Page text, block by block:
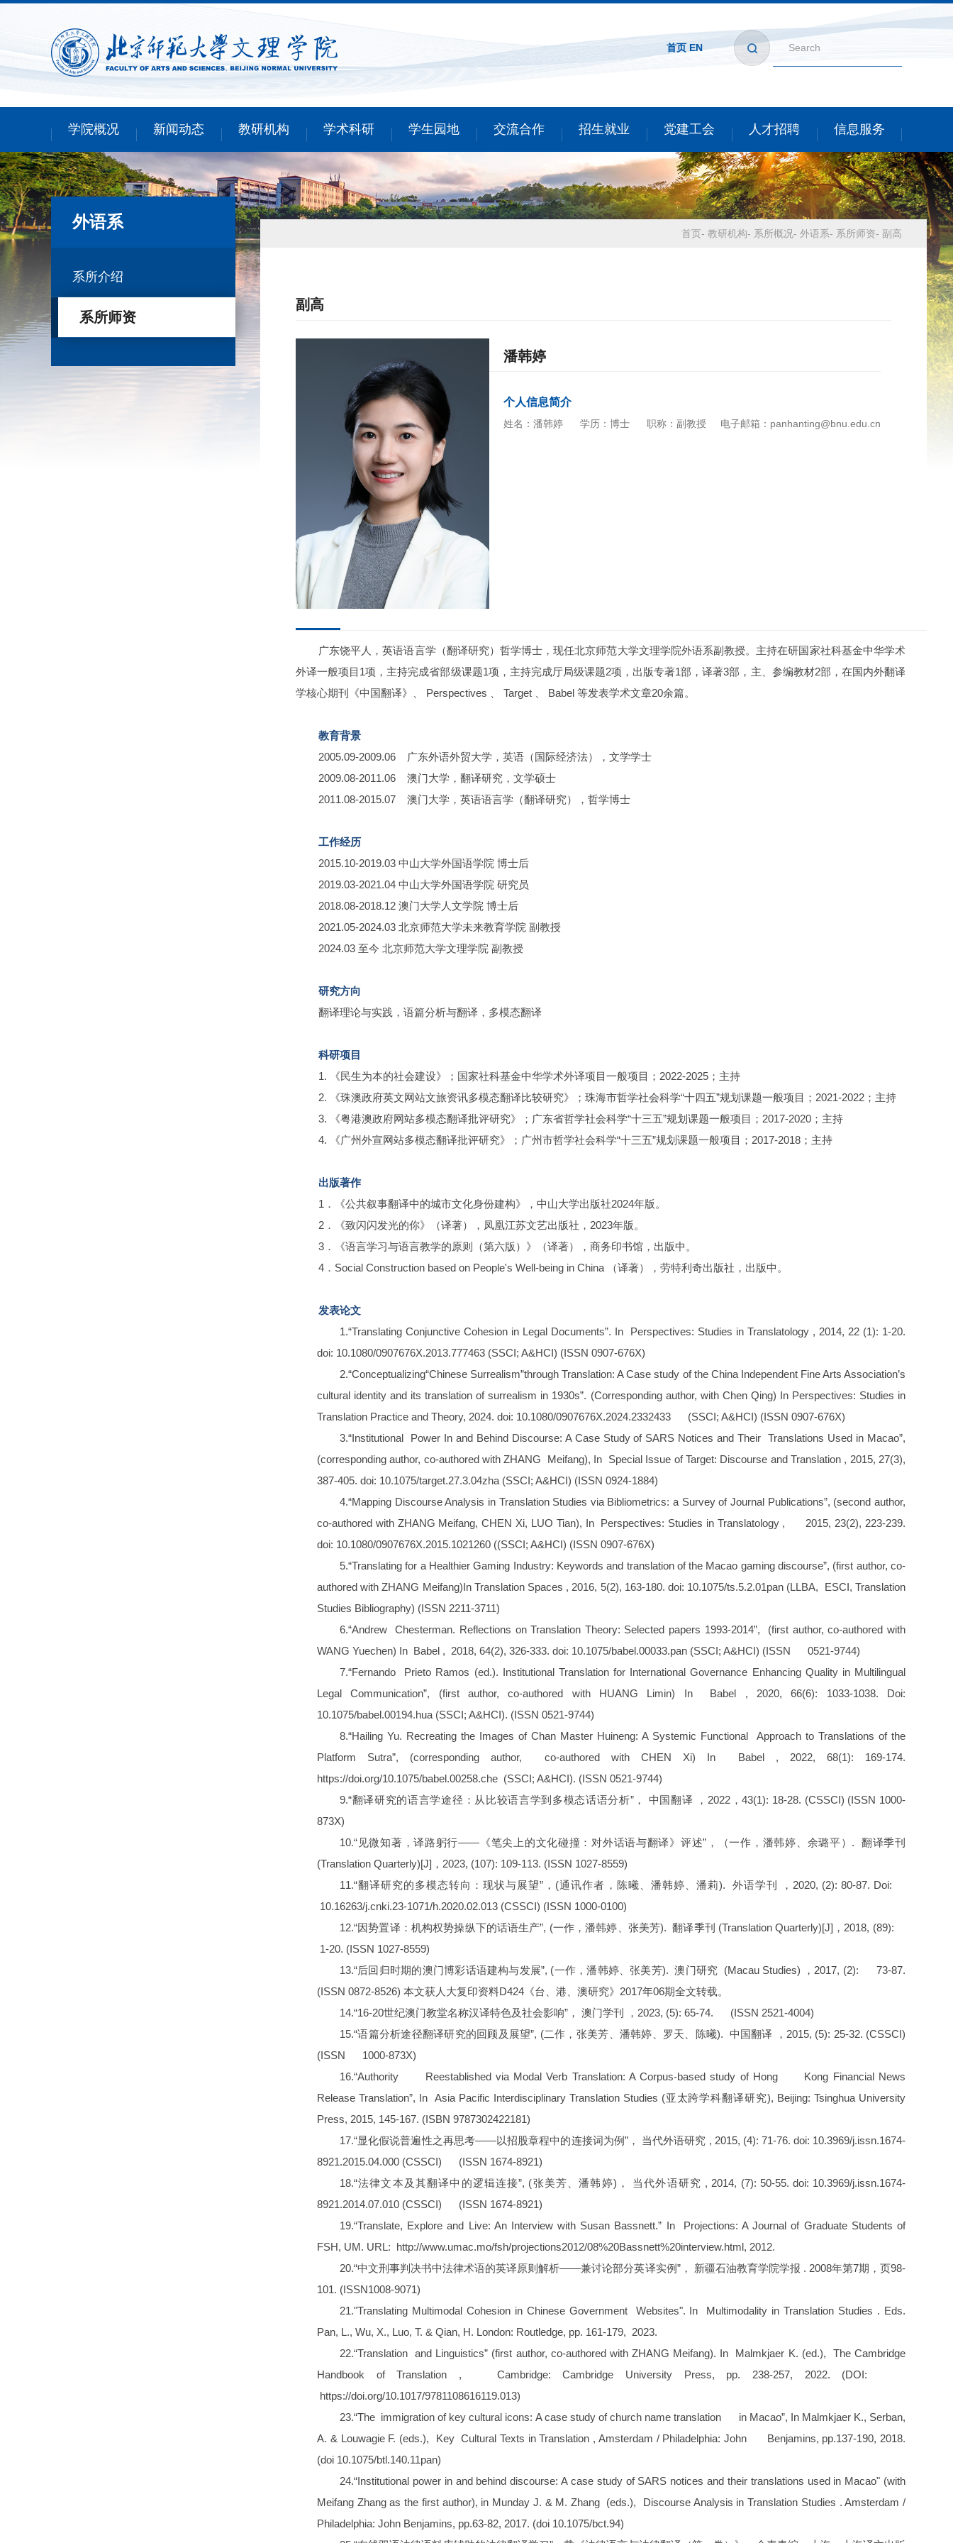
首页 EN
学院概况 新闻动态 教研机构 学术科研 学生园地 交流合作 招生就业 党建工会 人才招聘 信息服务
外语系
系所介绍
系所师资
首页- 教研机构- 系所概况- 外语系- 系所师资- 副高
副高
潘韩婷
个人信息简介
姓名：潘韩婷 学历：博士 职称：副教授 电子邮箱：panhanting@bnu.edu.cn
广东饶平人，英语语言学（翻译研究）哲学博士，现任北京师范大学文理学院外语系副教授。主持在研国家社科基金中华学术
外译一般项目1项，主持完成省部级课题1项，主持完成厅局级课题2项，出版专著1部，译著3部，主、参编教材2部，在国内外翻译
学核心期刊《中国翻译》、 Perspectives 、 Target 、 Babel 等发表学术文章20余篇。
教育背景
2005.09-2009.06 广东外语外贸大学，英语（国际经济法），文学学士
2009.08-2011.06 澳门大学，翻译研究，文学硕士
2011.08-2015.07 澳门大学，英语语言学（翻译研究），哲学博士
工作经历
2015.10-2019.03 中山大学外国语学院 博士后
2019.03-2021.04 中山大学外国语学院 研究员
2018.08-2018.12 澳门大学人文学院 博士后
2021.05-2024.03 北京师范大学未来教育学院 副教授
2024.03 至今 北京师范大学文理学院 副教授
研究方向
翻译理论与实践，语篇分析与翻译，多模态翻译
科研项目
1. 《民生为本的社会建设》；国家社科基金中华学术外译项目一般项目；2022-2025；主持
2. 《珠澳政府英文网站文旅资讯多模态翻译比较研究》；珠海市哲学社会科学“十四五”规划课题一般项目；2021-2022；主持
3. 《粤港澳政府网站多模态翻译批评研究》；广东省哲学社会科学“十三五”规划课题一般项目；2017-2020；主持
4. 《广州外宣网站多模态翻译批评研究》；广州市哲学社会科学“十三五”规划课题一般项目；2017-2018；主持
出版著作
1．《公共叙事翻译中的城市文化身份建构》，中山大学出版社2024年版。
2．《致闪闪发光的你》（译著），凤凰江苏文艺出版社，2023年版。
3 ．
《语言学习与语言教学的原则（第六版）》（译著），商务印书馆，出版中。
4 ． Social Construction based on People's Well-being in China （译著），劳特利奇出版社，出版中。
发表论文
1.“Translating Conjunctive Cohesion in Legal Documents”. In Perspectives: Studies in Translatology , 2014, 22 (1): 1-20.
doi: 10.1080/0907676X.2013.777463 (SSCI; A&HCI) (ISSN 0907-676X)
2.“Conceptualizing“Chinese Surrealism”through Translation: A Case study of the China Independent Fine Arts Association’s
cultural identity and its translation of surrealism in 1930s”. (Corresponding author, with Chen Qing) In Perspectives: Studies in
Translation Practice and Theory, 2024. doi: 10.1080/0907676X.2024.2332433 (SSCI; A&HCI) (ISSN 0907-676X)
3.“Institutional Power In and Behind Discourse: A Case Study of SARS Notices and Their Translations Used in Macao”,
(corresponding author, co-authored with ZHANG Meifang), In Special Issue of Target: Discourse and Translation , 2015, 27(3),
387-405. doi: 10.1075/target.27.3.04zha (SSCI; A&HCI) (ISSN 0924-1884)
4.“Mapping Discourse Analysis in Translation Studies via Bibliometrics: a Survey of Journal Publications”, (second author,
co-authored with ZHANG Meifang, CHEN Xi, LUO Tian), In Perspectives: Studies in Translatology , 2015, 23(2), 223-239.
doi: 10.1080/0907676X.2015.1021260 ((SSCI; A&HCI) (ISSN 0907-676X)
5.“Translating for a Healthier Gaming Industry: Keywords and translation of the Macao gaming discourse”, (first author, co-
authored with ZHANG Meifang)In Translation Spaces , 2016, 5(2), 163-180. doi: 10.1075/ts.5.2.01pan (LLBA, ESCI, Translation
Studies Bibliography) (ISSN 2211-3711)
6.“Andrew Chesterman. Reflections on Translation Theory: Selected papers 1993-2014”, (first author, co-authored with
WANG Yuechen) In Babel , 2018, 64(2), 326-333. doi: 10.1075/babel.00033.pan (SSCI; A&HCI) (ISSN 0521-9744)
7.“Fernando Prieto Ramos (ed.). Institutional Translation for International Governance Enhancing Quality in Multilingual
Legal Communication”, (first author, co-authored with HUANG Limin) In Babel , 2020, 66(6): 1033-1038. Doi:
10.1075/babel.00194.hua (SSCI; A&HCI). (ISSN 0521-9744)
8.“Hailing Yu. Recreating the Images of Chan Master Huineng: A Systemic Functional Approach to Translations of the
Platform Sutra”, (corresponding author, co-authored with CHEN Xi) In Babel , 2022, 68(1): 169-174.
https://doi.org/10.1075/babel.00258.che (SSCI; A&HCI). (ISSN 0521-9744)
9.“翻译研究的语言学途径：从比较语言学到多模态话语分析”， 中国翻译 ，2022，43(1): 18-28. (CSSCI) (ISSN 1000-
873X)
10.“见微知著，译路躬行——《笔尖上的文化碰撞：对外话语与翻译》评述”，（一作，潘韩婷、余璐平）. 翻译季刊
(Translation Quarterly)[J]，2023, (107): 109-113. (ISSN 1027-8559)
11.“翻译研究的多模态转向：现状与展望”，(通讯作者，陈曦、潘韩婷、潘莉). 外语学刊 ，2020, (2): 80-87. Doi:
10.16263/j.cnki.23-1071/h.2020.02.013 (CSSCI) (ISSN 1000-0100)
12.“因势置译：机构权势操纵下的话语生产”, (一作，潘韩婷、张美芳). 翻译季刊 (Translation Quarterly)[J]，2018, (89):
1-20. (ISSN 1027-8559)
13.“后回归时期的澳门博彩话语建构与发展”, (一作，潘韩婷、张美芳). 澳门研究 (Macau Studies) ，2017, (2): 73-87.
(ISSN 0872-8526) 本文获人大复印资料D424《台、港、澳研究》2017年06期全文转载。
14.“16-20世纪澳门教堂名称汉译特色及社会影响”， 澳门学刊 ，2023, (5): 65-74. (ISSN 2521-4004)
15.“语篇分析途径翻译研究的回顾及展望”, (二作，张美芳、潘韩婷、罗天、陈曦). 中国翻译 ，2015, (5): 25-32. (CSSCI)
(ISSN 1000-873X)
16.“Authority Reestablished via Modal Verb Translation: A Corpus-based study of Hong Kong Financial News
Release Translation”, In Asia Pacific Interdisciplinary Translation Studies (亚太跨学科翻译研究), Beijing: Tsinghua University
Press, 2015, 145-167. (ISBN 9787302422181)
17.“显化假说普遍性之再思考——以招股章程中的连接词为例”， 当代外语研究 , 2015, (4): 71-76. doi: 10.3969/j.issn.1674-
8921.2015.04.000 (CSSCI) (ISSN 1674-8921)
18.“法律文本及其翻译中的逻辑连接”, (张美芳、潘韩婷)， 当代外语研究 , 2014, (7): 50-55. doi: 10.3969/j.issn.1674-
8921.2014.07.010 (CSSCI) (ISSN 1674-8921)
19.“Translate, Explore and Live: An Interview with Susan Bassnett.” In Projections: A Journal of Graduate Students of
FSH, UM. URL: http://www.umac.mo/fsh/projections2012/08%20Bassnett%20interview.html, 2012.
20.“中文刑事判决书中法律术语的英译原则解析——兼讨论部分英译实例”， 新疆石油教育学院学报 . 2008年第7期，页98-
101. (ISSN1008-9071)
21."Translating Multimodal Cohesion in Chinese Government Websites". In Multimodality in Translation Studies . Eds.
Pan, L., Wu, X., Luo, T. & Qian, H. London: Routledge, pp. 161-179, 2023.
22.“Translation and Linguistics” (first author, co-authored with ZHANG Meifang). In Malmkjaer K. (ed.), The Cambridge
Handbook of Translation , Cambridge: Cambridge University Press, pp. 238-257, 2022. (DOI:
https://doi.org/10.1017/9781108616119.013)
23.“The immigration of key cultural icons: A case study of church name translation in Macao”, In Malmkjaer K., Serban,
A. & Louwagie F. (eds.), Key Cultural Texts in Translation , Amsterdam / Philadelphia: John Benjamins, pp.137-190, 2018.
(doi 10.1075/btl.140.11pan)
24.“Institutional power in and behind discourse: A case study of SARS notices and their translations used in Macao" (with
Meifang Zhang as the first author), in Munday J. & M. Zhang (eds.), Discourse Analysis in Translation Studies . Amsterdam /
Philadelphia: John Benjamins, pp.63-82, 2017. (doi 10.1075/bct.94)